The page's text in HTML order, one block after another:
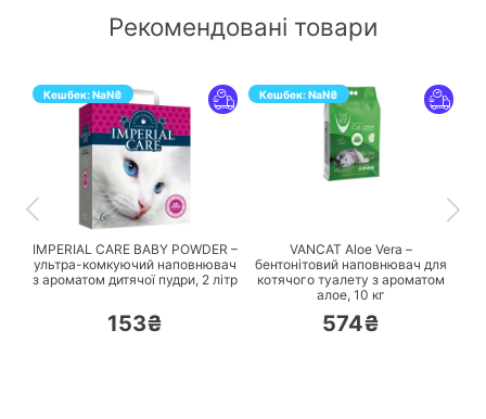
Рекомендовані товари
Кешбек:NaN₴
ПЕРЕЙТИ
IMPERIAL CARE BABY POWDER –
ультра-комкуючий наповнювач
з ароматом дитячої пудри, 2 літр
153₴
Кешбек:NaN₴
VANCAT Aloe Vera –
бентонітовий наповнювач для
котячого туалету з ароматом
алое, 10 кг
574₴